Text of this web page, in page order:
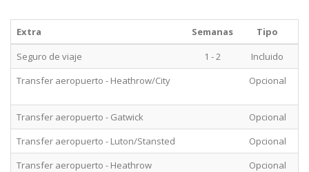
Extra Semanas
Tipo
Seguro de viaje
1 - 2
Incluido
Transfer aeropuerto - Heathrow/City
Opcional
Transfer aeropuerto - Gatwick
Opcional
Transfer aeropuerto - Luton/Stansted
Opcional
Transfer aeropuerto - Heathrow
Opcional